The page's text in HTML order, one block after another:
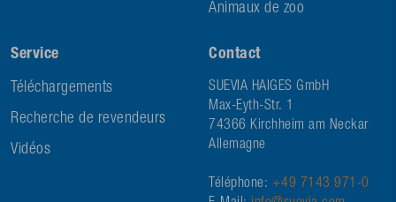
Animaux de zoo
Service
Téléchargements
Recherche de revendeurs
Vidéos
Contact
SUEVIA HAIGES GmbH
Max-Eyth-Str. 1
74366 Kirchheim am Neckar
Allemagne
Téléphone: +49 7143 971-0